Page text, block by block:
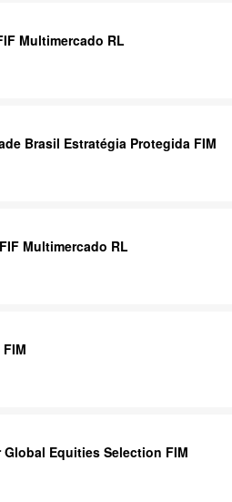
Multimercado RL
Brasil Estratégia Protegida FIM
Multimercado RL
Equities Selection FIM